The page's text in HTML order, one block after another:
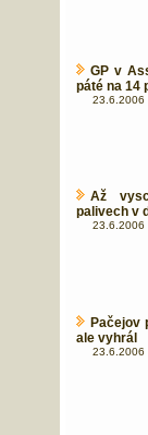
GP v
páté na 14
23.6.2006
Až
palivech v
23.6.2006
Pačejov
ale vyhrál
23.6.2006